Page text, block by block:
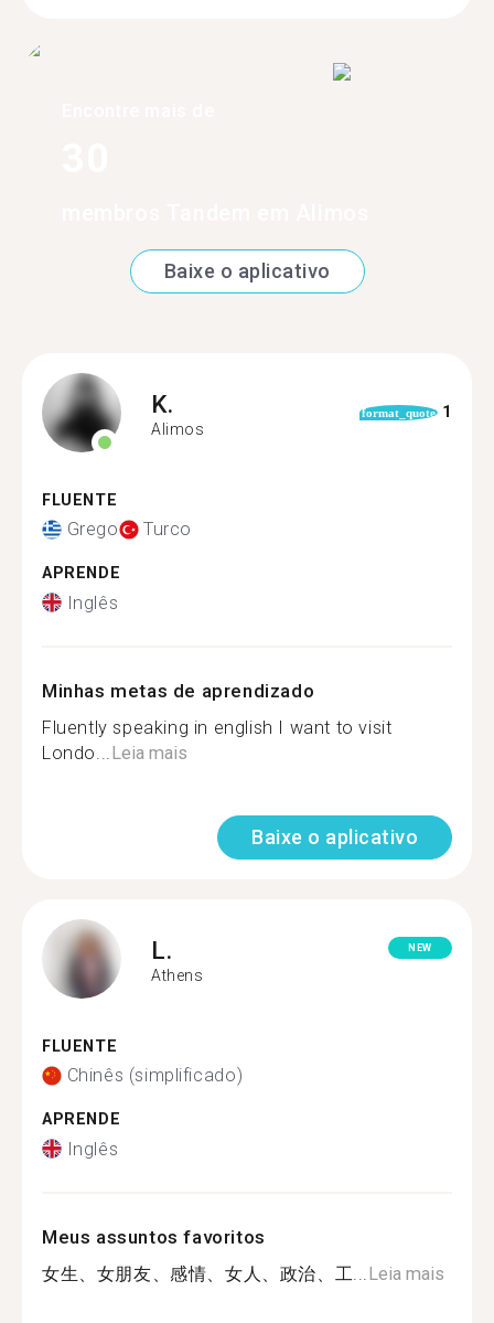
Baixe o aplicativo
K.
Alimos
format_quote 1
FLUENTE
Grego Turco
APRENDE
Inglês
Minhas metas de aprendizado
Fluently speaking in english I want to visit
Londo... Leia mais
Baixe o aplicativo
L.
Athens
NEW
FLUENTE
Chinês (simplificado)
APRENDE
Inglês
Meus assuntos favoritos
女生、女朋友、感情、女人、政治、工... Leia mais